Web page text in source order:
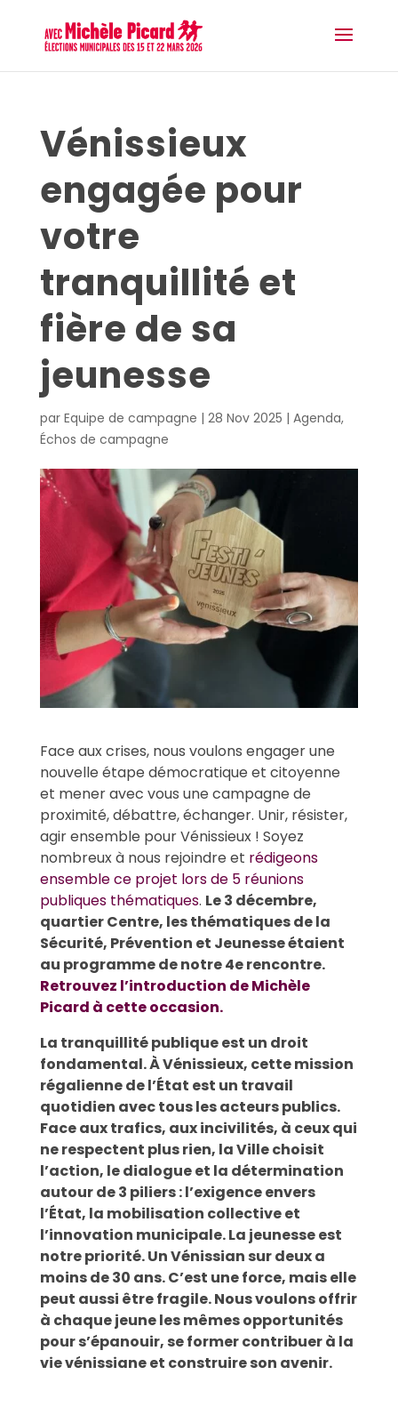
Vénissieux
engagée pour
votre
tranquillité et
fière de sa
jeunesse
par Equipe de campagne | 28 Nov 2025 | Agenda,
Échos de campagne
Face aux crises, nous voulons engager une
nouvelle étape démocratique et citoyenne
et mener avec vous une campagne de
proximité, débattre, échanger. Unir, résister,
agir ensemble pour Vénissieux ! Soyez
nombreux à nous rejoindre et rédigeons
ensemble ce projet lors de 5 réunions
publiques thématiques. Le 3 décembre,
quartier Centre, les thématiques de la
Sécurité, Prévention et Jeunesse étaient
au programme de notre 4e rencontre.
Retrouvez l’introduction de Michèle
Picard à cette occasion.
La tranquillité publique est un droit
fondamental. À Vénissieux, cette mission
régalienne de l’État est un travail
quotidien avec tous les acteurs publics.
Face aux trafics, aux incivilités, à ceux qui
ne respectent plus rien, la Ville choisit
l’action, le dialogue et la détermination
autour de 3 piliers : l’exigence envers
l’État, la mobilisation collective et
l’innovation municipale. La jeunesse est
notre priorité. Un Vénissian sur deux a
moins de 30 ans. C’est une force, mais elle
peut aussi être fragile. Nous voulons offrir
à chaque jeune les mêmes opportunités
pour s’épanouir, se former contribuer à la
vie vénissiane et construire son avenir.